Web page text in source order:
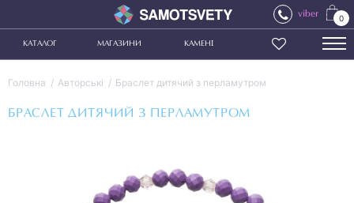
viber 0
КАТАЛОГ МАГАЗИНИ КАМЕНІ
Головна Авторські Браслет дитячий з перламутром
БРАСЛЕТ ДИТЯЧИЙ З ПЕРЛАМУТРОМ